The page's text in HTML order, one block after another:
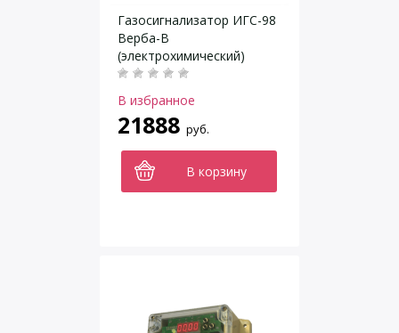
Газосигнализатор ИГС-98
Верба-В
(электрохимический)
В избранное
21888 руб.
В корзину